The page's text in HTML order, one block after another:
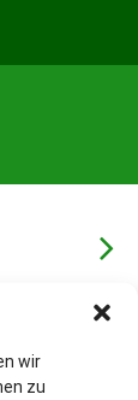
wir
zu